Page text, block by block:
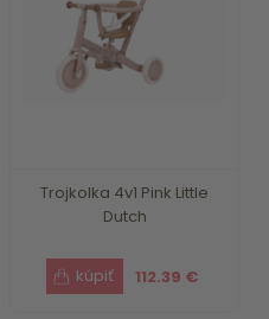
Trojkolka 4v1 Pink Little
Dutch
112.39 €